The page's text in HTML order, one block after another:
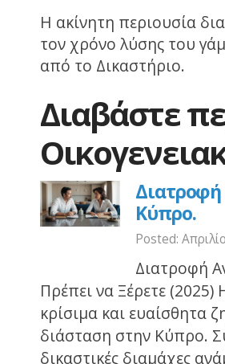
Η ακίνητη περιουσία
τον χρόνο λύσης του
από το Δικαστήριο.
Διαβάστε
Διατροφή
Κύπρο.
Posted:
Διατροφή
Πρέπει να Ξέρετε
κρίσιμα και ευαίσθητα
διάσταση στην Κύπρο.
δικαστικές διαμάχες